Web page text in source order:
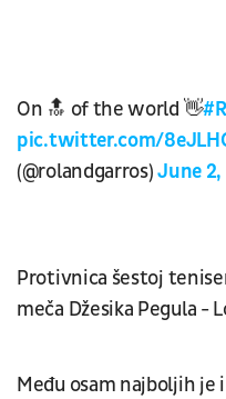
On 🔝 of the world 👋
pic.twitter.com/
(@rolandgarros)June
Protivnica šestoj
meča Džesika Pegula -
Među osam najboljih je